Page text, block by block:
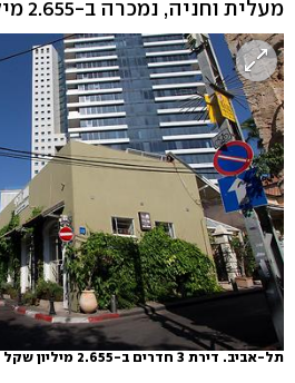
מעלית וחניה, נמכרה ב-2.655 מיליון שקל.
תל-אביב. דירת 3 חדרים ב-2.655 מיליון שקל